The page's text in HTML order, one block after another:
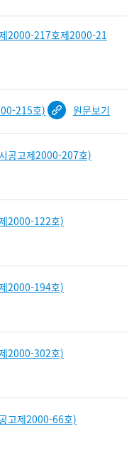
2000-217호제2000-21
215호) 원문보기
공고제2000-207호)
2000-122호)
2000-194호)
2000-302호)
고제2000-66호)